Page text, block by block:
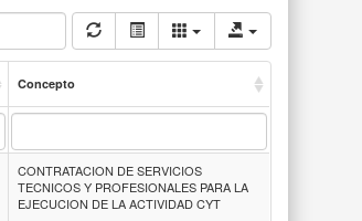
Concepto
CONTRATACION DE SERVICIOS
TECNICOS Y PROFESIONALES PARA LA
EJECUCION DE LA ACTIVIDAD CYT